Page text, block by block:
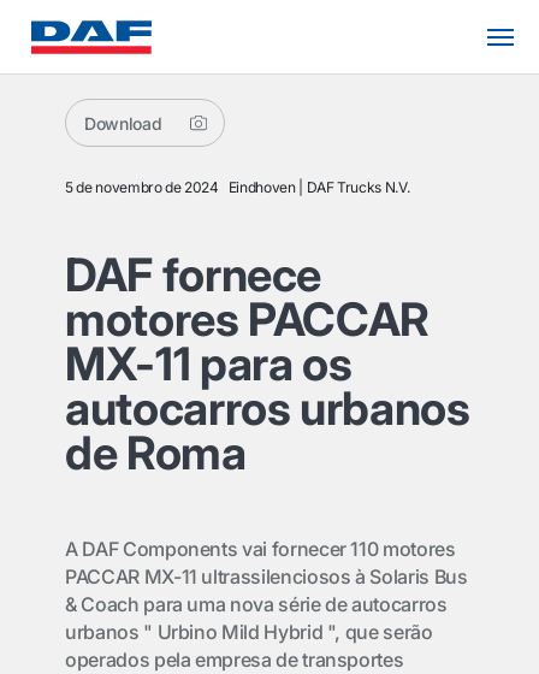
Download
5 de novembro de 2024 Eindhoven DAF Trucks N.V.
DAF fornece
motores PACCAR
MX-11 para os
autocarros urbanos
de Roma
A DAF Components vai fornecer 110 motores
PACCAR MX-11 ultrassilenciosos à Solaris Bus
& Coach para uma nova série de autocarros
urbanos " Urbino Mild Hybrid ", que serão
operados pela empresa de transportes